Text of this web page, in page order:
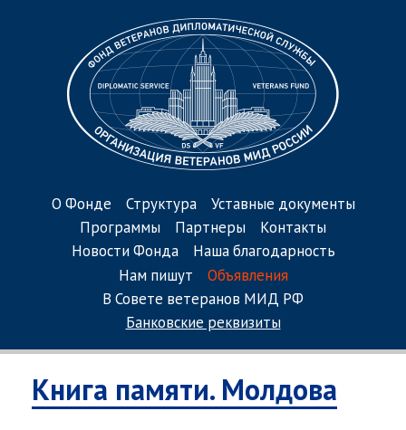
О Фонде Структура
Уставные документы
Программы
Партнеры
Контакты
Новости Фонда
Наша благодарность
Нам пишут
Объявления
В Совете ветеранов МИД РФ
Банковские реквизиты
Книга памяти. Молдова